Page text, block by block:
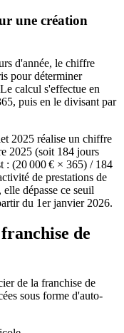
une création
d'année, le chiffre
pour déterminer
calcul s'effectue en
puis en le divisant par
2025 réalise un chiffre
2025 (soit 184 jours
: (20 000 € × 365) / 184
de prestations de
dépasse ce seuil
du 1er janvier 2026.
de
de la franchise de
sous forme d'auto-